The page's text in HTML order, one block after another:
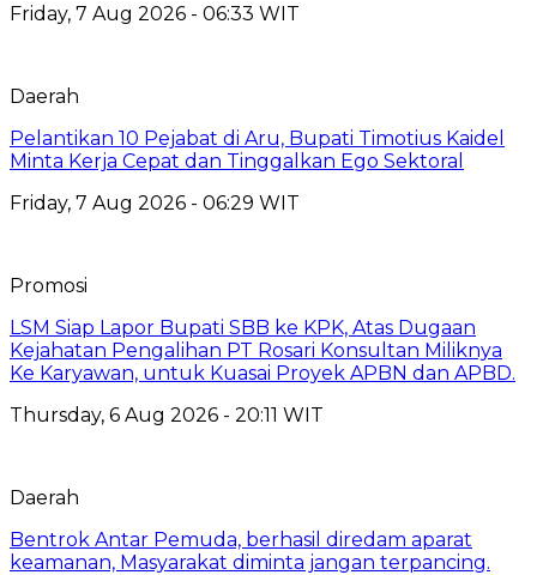
Friday, 7 Aug 2026 - 06:33 WIT
Daerah
Pelantikan 10 Pejabat di Aru, Bupati Timotius Kaidel
Minta Kerja Cepat dan Tinggalkan Ego Sektoral
Friday, 7 Aug 2026 - 06:29 WIT
Promosi
LSM Siap Lapor Bupati SBB ke KPK, Atas Dugaan
Kejahatan Pengalihan PT Rosari Konsultan Miliknya
Ke Karyawan, untuk Kuasai Proyek APBN dan APBD.
Thursday, 6 Aug 2026 - 20:11 WIT
Daerah
Bentrok Antar Pemuda, berhasil diredam aparat
keamanan, Masyarakat diminta jangan terpancing.